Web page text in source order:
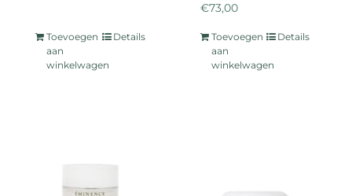
Toevoegen
aan
winkelwagen
Details
€73,00
Toevoegen
aan
winkelwagen
Details